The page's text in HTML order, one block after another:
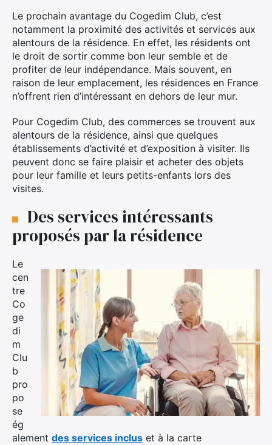
Le prochain avantage du Cogedim Club, c’est
notamment la proximité des activités et services aux
alentours de la résidence. En effet, les résidents ont
le droit de sortir comme bon leur semble et de
profiter de leur indépendance. Mais souvent, en
raison de leur emplacement, les résidences en France
n’offrent rien d’intéressant en dehors de leur mur.
Pour Cogedim Club, des commerces se trouvent aux
alentours de la résidence, ainsi que quelques
établissements d’activité et d’exposition à visiter. Ils
peuvent donc se faire plaisir et acheter des objets
pour leur famille et leurs petits-enfants lors des
visites.
Des services intéressants
proposés par la résidence
Le
cen
tre
Co
ge
di
m
Clu
b
pro
po
se
ég
alement des services inclus et à la carte